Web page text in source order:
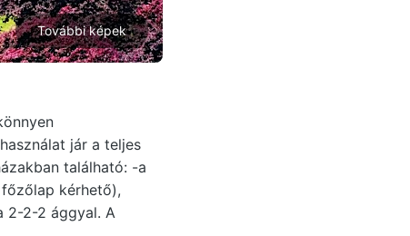
További képek
jár a teljes
található: -a
kérhető),
2-2-2 ággyal. A